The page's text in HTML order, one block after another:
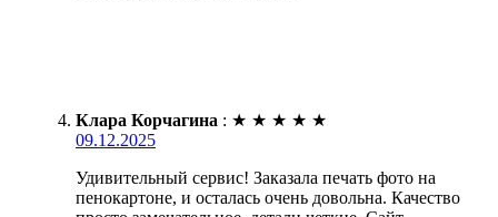
Клара Корчагина : ★ ★ ★ ★ ★
09.12.2025
Удивительный сервис! Заказала печать фото на
пенокартоне, и осталась очень довольна. Качество